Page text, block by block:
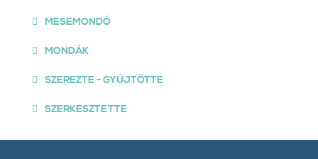
MESEMONDÓ
MONDÁK
SZEREZTE - GYŰJTÖTTE
SZERKESZTETTE